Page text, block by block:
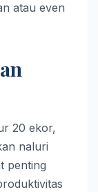
atau even
20 ekor,
naluri
penting